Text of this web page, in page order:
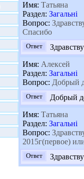
Имя: Татьяна
Раздел: Загальні
Вопрос:
Спасибо
Ответ
Имя: Алексей
Раздел: Загальні
Вопрос: Добрый
Ответ
Добрый
Имя: Татьяна
Раздел: Загальні
Вопрос:
2015г(первое)
Ответ